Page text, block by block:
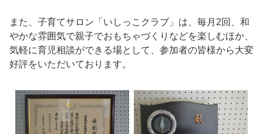
また、子育てサロン「いしっこクラブ」は、毎月2回、和
やかな雰囲気で親子でおもちゃづくりなどを楽しむほか、
気軽に育児相談ができる場として、参加者の皆様から大変
好評をいただいております。